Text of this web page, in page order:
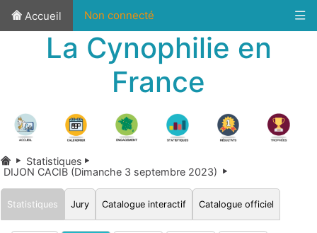
Accueil Non connecté
La Cynophilie en
France
Statistiques
DIJON CACIB (Dimanche 3 septembre 2023)
Statistiques Jury Catalogue interactif Catalogue officiel